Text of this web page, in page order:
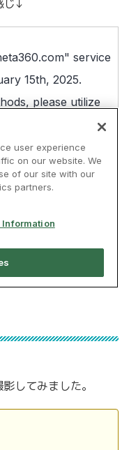
じ↓
してみました。